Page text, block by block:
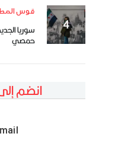
قوس
سوريا
حمصي
انضم